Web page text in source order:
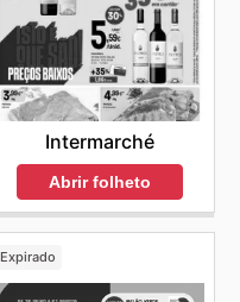
Intermarché
Abrir folheto
Expirado